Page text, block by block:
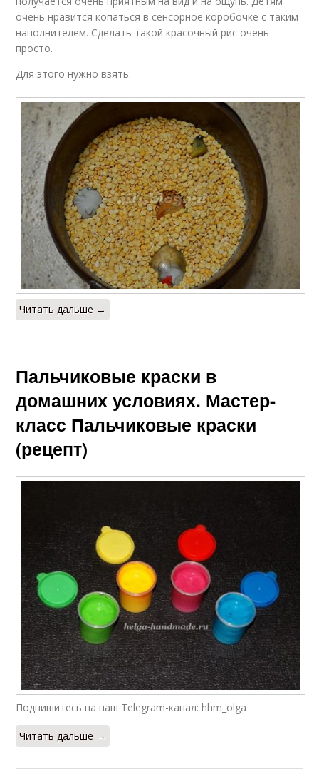
очень нравится копаться в сенсорное коробочке с таким
наполнителем. Сделать такой красочный рис очень
просто.
Для этого нужно взять:
Читать дальше →
Пальчиковые краски в
домашних условиях. Мастер-
класс Пальчиковые краски
(рецепт)
Подпишитесь на наш Telegram-канал: hhm_olga
Читать дальше →